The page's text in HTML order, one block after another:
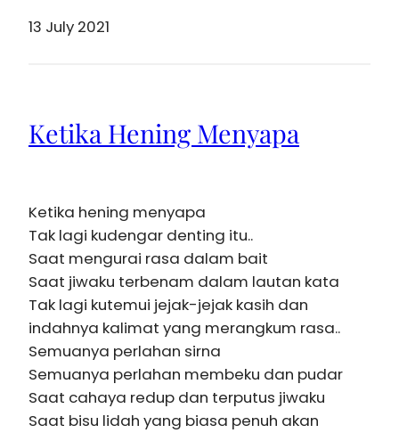
13 July 2021
Ketika Hening Menyapa
Ketika hening menyapa
Tak lagi kudengar denting itu..
Saat mengurai rasa dalam bait
Saat jiwaku terbenam dalam lautan kata
Tak lagi kutemui jejak-jejak kasih dan
indahnya kalimat yang merangkum rasa..
Semuanya perlahan sirna
Semuanya perlahan membeku dan pudar
Saat cahaya redup dan terputus jiwaku
Saat bisu lidah yang biasa penuh akan